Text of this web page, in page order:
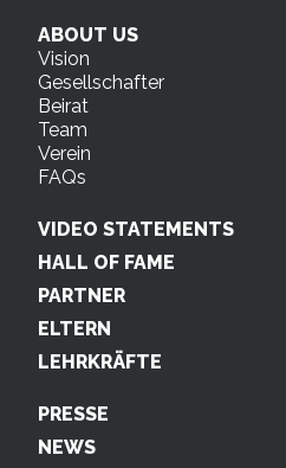
ABOUT US
Vision
Gesellschafter
Beirat
Team
Verein
FAQs
VIDEO STATEMENTS
HALL OF FAME
PARTNER
ELTERN
LEHRKRÄFTE
PRESSE
NEWS